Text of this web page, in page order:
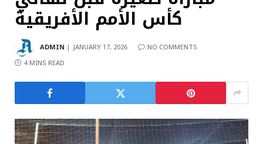
كأس الأمم الأفريقية
ADMIN JANUARY 17, 2026
NO COMMENTS
4 MINS READ